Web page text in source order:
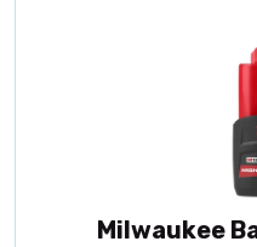
Milwaukee